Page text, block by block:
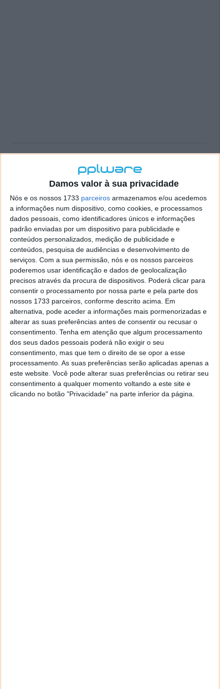
Damos valor à sua privacidade
Nós e os nossos 1733 parceiros armazenamos e/ou acedemos
a informações num dispositivo, como cookies, e processamos
dados pessoais, como identificadores únicos e informações
padrão enviadas por um dispositivo para publicidade e
conteúdos personalizados, medição de publicidade e
conteúdos, pesquisa de audiências e desenvolvimento de
serviços. Com a sua permissão, nós e os nossos parceiros
poderemos usar identificação e dados de geolocalização
precisos através da procura de dispositivos. Poderá clicar para
consentir o processamento por nossa parte e pela parte dos
nossos 1733 parceiros, conforme descrito acima. Em
alternativa, pode aceder a informações mais pormenorizadas e
alterar as suas preferências antes de consentir ou recusar o
consentimento. Tenha em atenção que algum processamento
dos seus dados pessoais poderá não exigir o seu
consentimento, mas que tem o direito de se opor a esse
processamento. As suas preferências serão aplicadas apenas a
este website. Você pode alterar suas preferências ou retirar seu
consentimento a qualquer momento voltando a este site e
clicando no botão "Privacidade" na parte inferior da página.